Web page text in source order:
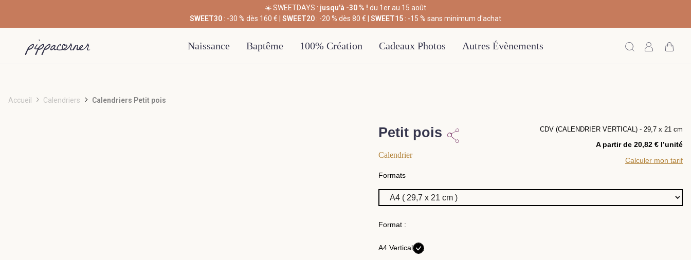
☀️ SWEETDAYS : jusqu'à -30 % ! du 1er au 15 août
SWEET30 : -30 % dès 160 € | SWEET20 : -20 % dès 80 € | SWEET15 : -15 % sans minimum d'achat
Naissance Baptême 100% Création Cadeaux Photos Autres Évènements
Accueil Calendriers Calendriers Petit pois
Petit pois
Calendrier
CDV (CALENDRIER VERTICAL) - 29,7 x 21 cm
A partir de 20,82 € l’unité
Calculer mon tarif
Formats
Format :
A4 Vertical